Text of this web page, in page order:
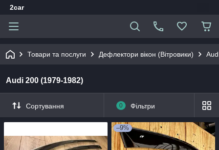
2car
Товари та послуги Дефлектори вікон (Вітровики)
Audi 200 (1979-1982)
Сортування 0 Фільтри
–9%